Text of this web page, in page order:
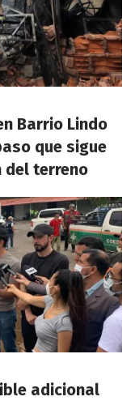
Barrio Lindo
que sigue
del terreno
adicional